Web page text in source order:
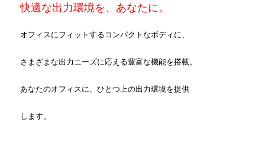
快適な出力環境を、あなたに。
オフィスにフィットするコンパクトなボディに、
さまざまな出力ニーズに応える豊富な機能を搭載。
あなたのオフィスに、ひとつ上の出力環境を提供
します。